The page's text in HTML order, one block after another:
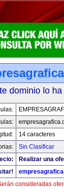
dominio lo
14 caracteres
Sin Clasificar
Realizar una
consideradas